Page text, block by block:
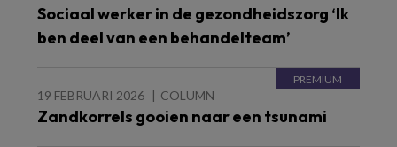
Sociaal werker in de gezondheidszorg ‘Ik
ben deel van een behandelteam’
19 FEBRUARI 2026 COLUMN
Zandkorrels gooien naar een tsunami